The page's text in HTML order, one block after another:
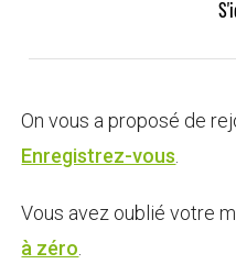
On vous a proposé de
Enregistrez-vous
Vous avez oublié votre
à zéro